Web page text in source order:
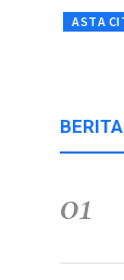
ASTA
BERITA
01